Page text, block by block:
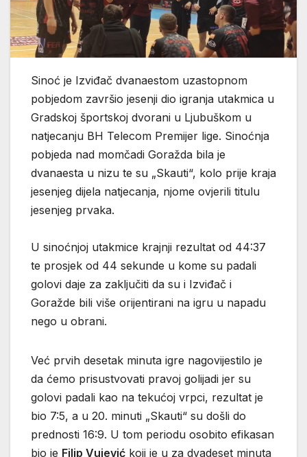
Sinoć je Izviđač dvanaestom uzastopnom
pobjedom završio jesenji dio igranja utakmica u
Gradskoj športskoj dvorani u Ljubuškom u
natjecanju BH Telecom Premijer lige. Sinoćnja
pobjeda nad momčadi Goražda bila je
dvanaesta u nizu te su „Skauti“, kolo prije kraja
jesenjeg dijela natjecanja, njome ovjerili titulu
jesenjeg prvaka.
U sinoćnjoj utakmice krajnji rezultat od 44:37
te prosjek od 44 sekunde u kome su padali
golovi daje za zaključiti da su i Izviđač i
Goražde bili više orijentirani na igru u napadu
nego u obrani.
Već prvih desetak minuta igre nagovijestilo je
da ćemo prisustvovati pravoj golijadi jer su
golovi padali kao na tekućoj vrpci, rezultat je
bio 7:5, a u 20. minuti „Skauti“ su došli do
prednosti 16:9. U tom periodu osobito efikasan
bio je Filip Vujević koji je u za dvadeset minuta